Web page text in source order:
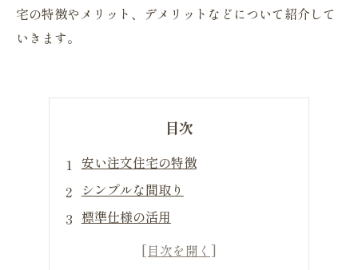
宅の特徴やメリット、デメリットなどについて紹介して
いきます。
目次
安い注文住宅の特徴
シンプルな間取り
標準仕様の活用
規格住宅の活用